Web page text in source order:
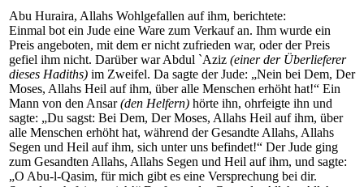
Abu Huraira, Allahs Wohlgefallen auf ihm, berichtete:
Einmal bot ein Jude eine Ware zum Verkauf an. Ihm wurde ein
Preis angeboten, mit dem er nicht zufrieden war, oder der Preis
gefiel ihm nicht. Darüber war Abdul `Aziz (einer der Überlieferer
dieses Hadiths) im Zweifel. Da sagte der Jude: „Nein bei Dem, Der
Moses, Allahs Heil auf ihm, über alle Menschen erhöht hat!“ Ein
Mann von den Ansar(den Helfern) hörte ihn, ohrfeigte ihn und
sagte: „Du sagst: Bei Dem, Der Moses, Allahs Heil auf ihm, über
alle Menschen erhöht hat, während der Gesandte Allahs, Allahs
Segen und Heil auf ihm, sich unter uns befindet!“ Der Jude ging
zum Gesandten Allahs, Allahs Segen und Heil auf ihm, und sagte:
„O Abu-l-Qasim, für mich gibt es eine Versprechung bei dir.